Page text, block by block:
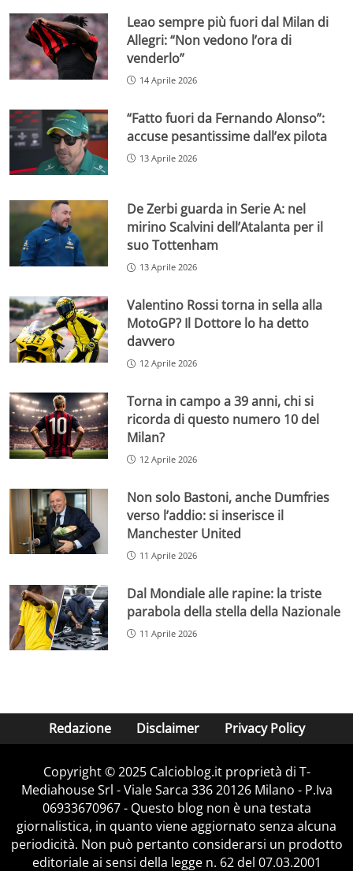
Leao sempre più fuori dal Milan di
Allegri: “Non vedono l’ora di
venderlo”
14 Aprile 2026
“Fatto fuori da Fernando Alonso”:
accuse pesantissime dall’ex pilota
13 Aprile 2026
De Zerbi guarda in Serie A: nel
mirino Scalvini dell’Atalanta per il
suo Tottenham
13 Aprile 2026
Valentino Rossi torna in sella alla
MotoGP? Il Dottore lo ha detto
davvero
12 Aprile 2026
Torna in campo a 39 anni, chi si
ricorda di questo numero 10 del
Milan?
12 Aprile 2026
Non solo Bastoni, anche Dumfries
verso l’addio: si inserisce il
Manchester United
11 Aprile 2026
Dal Mondiale alle rapine: la triste
parabola della stella della Nazionale
11 Aprile 2026
Redazione Disclaimer Privacy Policy
Copyright © 2025 Calcioblog.it proprietà di T-
Mediahouse Srl - Viale Sarca 336 20126 Milano - P.Iva
06933670967 - Questo blog non è una testata
giornalistica, in quanto viene aggiornato senza alcuna
periodicità. Non può pertanto considerarsi un prodotto
editoriale ai sensi della legge n. 62 del 07.03.2001